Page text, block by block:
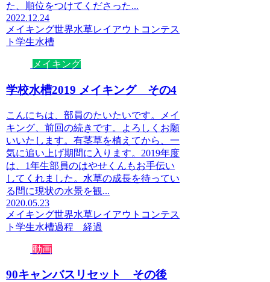
た、順位をつけてくださった...
2022.12.24
メイキング世界水草レイアウトコンテス
ト学生水槽
メイキング
学校水槽2019 メイキング その4
こんにちは、部員のたいたいです。メイ
キング、前回の続きです。よろしくお願
いいたします。有茎草を植えてから、一
気に追い上げ期間に入ります。2019年度
は、1年生部員のはやせくんもお手伝い
してくれました。水草の成長を待ってい
る間に現状の水景を観...
2020.05.23
メイキング世界水草レイアウトコンテス
ト学生水槽過程 経過
動画
90キャンバスリセット その後